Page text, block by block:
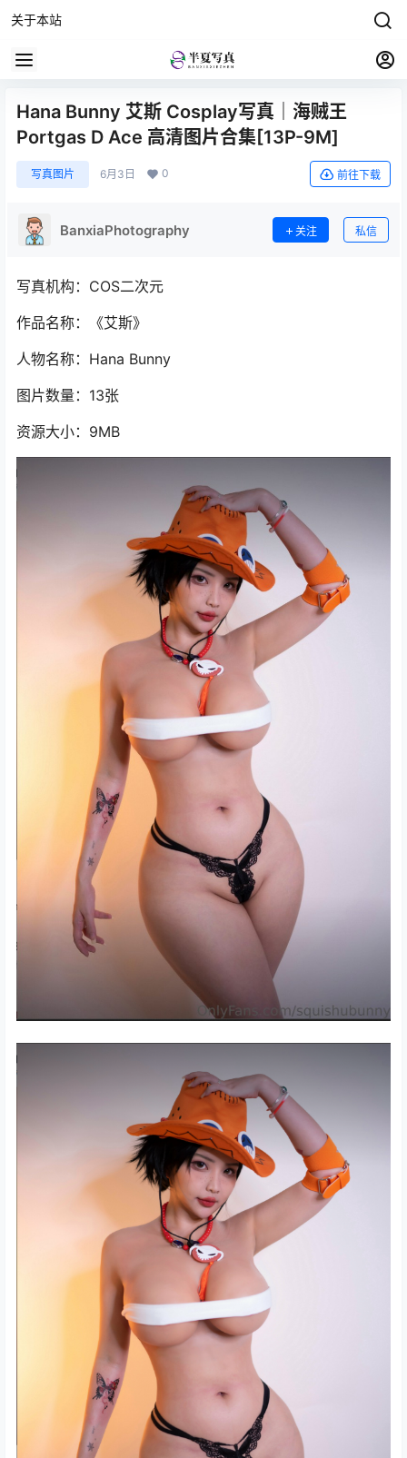
关于本站
Hana Bunny 艾斯 Cosplay写真｜海贼王
Portgas D Ace 高清图片合集[13P-9M]
写真图片 6月3日 0 前往下载
BanxiaPhotography 关注 私信
写真机构：COS二次元
作品名称：《艾斯》
人物名称：Hana Bunny
图片数量：13张
资源大小：9MB